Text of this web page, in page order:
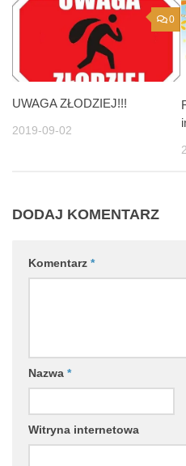
0
UWAGA ZŁODZIEJ!!!
2019-09-02
DODAJ KOMENTARZ
Komentarz *
Nazwa *
Witryna internetowa